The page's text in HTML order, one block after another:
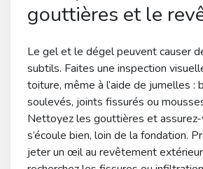
gouttières et le
Le gel et le dégel peuvent causer
subtils. Faites une inspection
toiture, même à l’aide de jumelles :
soulevés, joints fissurés ou
Nettoyez les gouttières et assurez-
s’écoule bien, loin de la fondation.
jeter un œil au revêtement